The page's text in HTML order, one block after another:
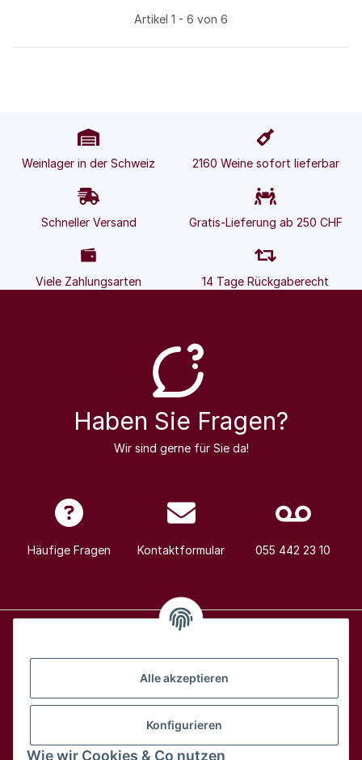
Alle akzeptieren
Konfigurieren
Wie wir Cookies & Co nutzen
Artikel 1 - 6 von 6
Weinlager in der Schweiz 2160 Weine sofort lieferbar
Schneller Versand Gratis-Lieferung ab 250 CHF
Viele Zahlungsarten 14 Tage Rückgaberecht
Haben Sie Fragen?
Wir sind gerne für Sie da!
Häufige Fragen Kontaktformular 055 442 23 10